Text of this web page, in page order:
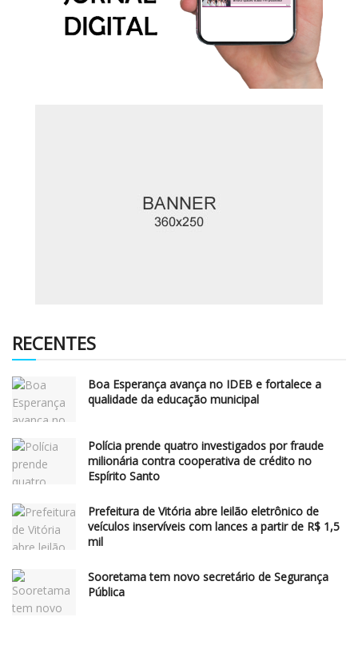
RECENTES
Boa Esperança avança no IDEB e fortalece a
qualidade da educação municipal
Polícia prende quatro investigados por fraude
milionária contra cooperativa de crédito no
Espírito Santo
Prefeitura de Vitória abre leilão eletrônico de
veículos inservíveis com lances a partir de R$ 1,5
mil
Sooretama tem novo secretário de Segurança
Pública